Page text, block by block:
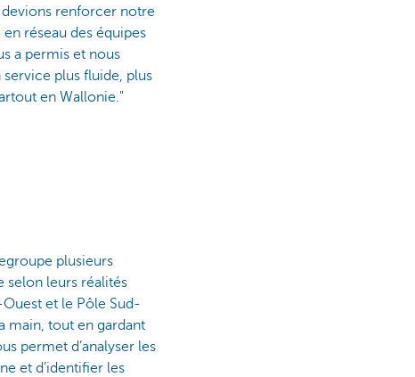
renforcer notre
réseau des équipes
a permis et nous
plus fluide, plus
en Wallonie."
plusieurs
selon leurs réalités
et le Pôle Sud-
main, tout en gardant
permet d’analyser les
et d’identifier les